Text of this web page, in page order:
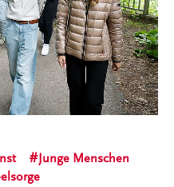
Junge Menschen